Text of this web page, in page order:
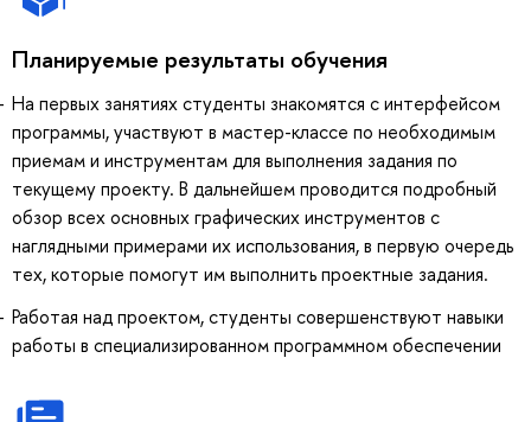
Планируемые результаты обучения
На первых занятиях студенты знакомятся с интерфейсом
программы, участвуют в мастер-классе по необходимым
приемам и инструментам для выполнения задания по
текущему проекту. В дальнейшем проводится подробный
обзор всех основных графических инструментов с
наглядными примерами их использования, в первую очередь
тех, которые помогут им выполнить проектные задания.
Работая над проектом, студенты совершенствуют навыки
работы в специализированном программном обеспечении